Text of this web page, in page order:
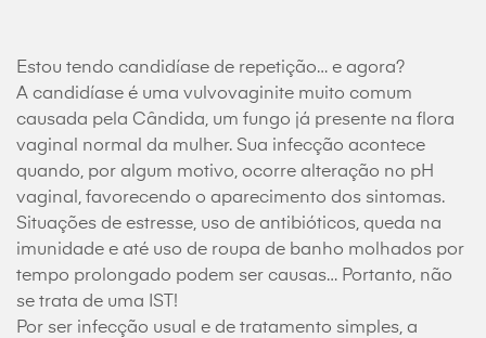
Estou tendo candidíase de repetição… e agora?
A candidíase é uma vulvovaginite muito comum
causada pela Cândida, um fungo já presente na flora
vaginal normal da mulher. Sua infecção acontece
quando, por algum motivo, ocorre alteração no pH
vaginal, favorecendo o aparecimento dos sintomas.
Situações de estresse, uso de antibióticos, queda na
imunidade e até uso de roupa de banho molhados por
tempo prolongado podem ser causas… Portanto, não
se trata de uma IST!
Por ser infecção usual e de tratamento simples, a